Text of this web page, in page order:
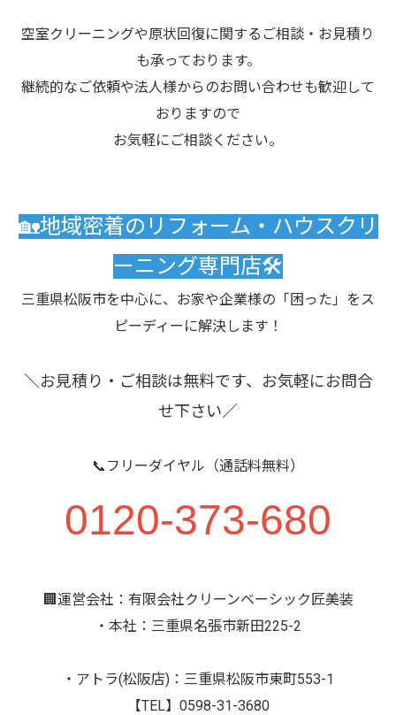
空室クリーニングや原状回復に関するご相談・お見積り
も承っております。
継続的なご依頼や法人様からのお問い合わせも歓迎して
おりますので
お気軽にご相談ください。
🏡地域密着のリフォーム・ハウスクリ
ーニング専門店🛠️
三重県松阪市を中心に、お家や企業様の「困った」をス
ピーディーに解決します！
＼お見積り・ご相談は無料です、お気軽にお問合
せ下さい／
📞フリーダイヤル（通話料無料）
0120-373-680
🏢運営会社：有限会社クリーンベーシック匠美装
・本社：三重県名張市新田225-2
・アトラ(松阪店)：三重県松阪市東町553-1
【TEL】0598-31-3680